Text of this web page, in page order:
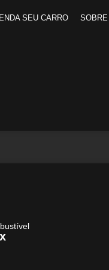
SEU CARRO SOBRE